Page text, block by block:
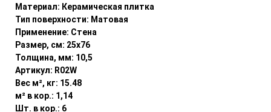
Материал: Керамическая плитка
Тип поверхности: Матовая
Применение: Стена
Размер, см: 25x76
Толщина, мм: 10,5
Артикул: R02W
Вес м², кг: 15.48
м² в кор.: 1,14
Шт. в кор.: 6